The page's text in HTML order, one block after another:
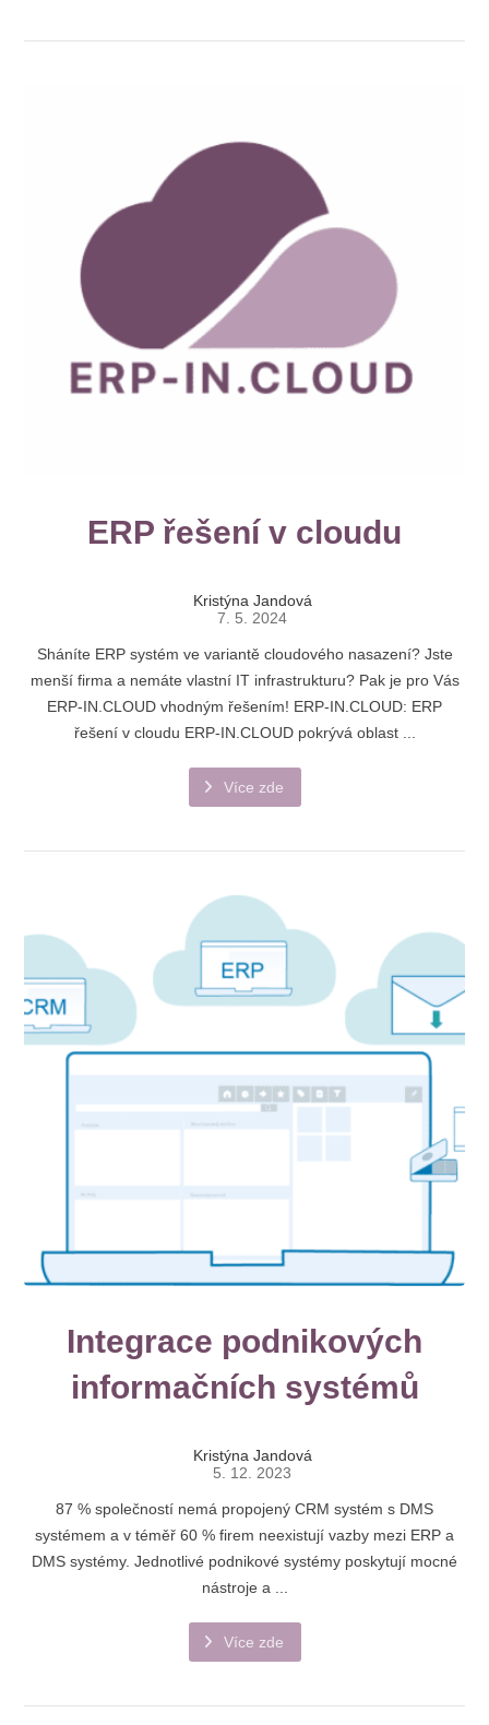
ERP řešení v cloudu
Kristýna Jandová
7. 5. 2024
Sháníte ERP systém ve variantě cloudového nasazení? Jste
menší firma a nemáte vlastní IT infrastrukturu? Pak je pro Vás
ERP-IN.CLOUD vhodným řešením! ERP-IN.CLOUD: ERP
řešení v cloudu ERP-IN.CLOUD pokrývá oblast ...
Více zde
Integrace podnikových
informačních systémů
Kristýna Jandová
5. 12. 2023
87 % společností nemá propojený CRM systém s DMS
systémem a v téměř 60 % firem neexistují vazby mezi ERP a
DMS systémy. Jednotlivé podnikové systémy poskytují mocné
nástroje a ...
Více zde